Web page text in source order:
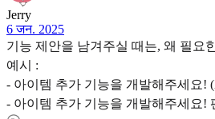
Jerry
6 जन. 2025
기능 제안을 남겨주실 때는, 왜 필요
예시 :
- 아이템 추가 기능을 개발해주세요!
- 아이템 추가 기능을 개발해주세요!